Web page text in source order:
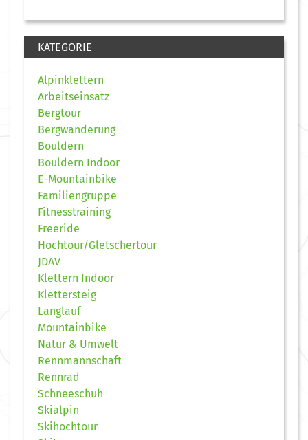
KATEGORIE
Alpinklettern
Arbeitseinsatz
Bergtour
Bergwanderung
Bouldern
Bouldern Indoor
E-Mountainbike
Familiengruppe
Fitnesstraining
Freeride
Hochtour/Gletschertour
JDAV
Klettern Indoor
Klettersteig
Langlauf
Mountainbike
Natur & Umwelt
Rennmannschaft
Rennrad
Schneeschuh
Skialpin
Skihochtour